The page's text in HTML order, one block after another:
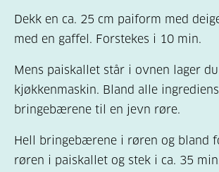
Dekk en ca. 25 cm paiform med
med en gaffel. Forstekes i 10 min.
Mens paiskallet står i ovnen lager
kjøkkenmaskin. Bland alle
bringebærene til en jevn røre.
Hell bringebærene i røren og bland
røren i paiskallet og stek i ca. 35